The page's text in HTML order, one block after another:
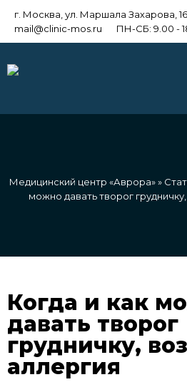
г. Москва, ул. Маршала Захарова, 16
mail@clinic-mos.ru
ПН-СБ: 9.00 -
Медицинский центр «Аврора»»
можно давать творог
Когда и как
давать творог
грудничку,
аллергия